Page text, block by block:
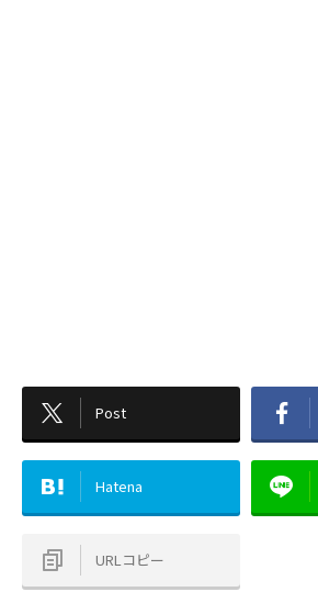
Post
Hatena
URLコピー